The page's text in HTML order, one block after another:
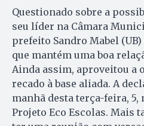
Questionado sobre a
seu líder na Câmara
prefeito Sandro Mabel
que mantém uma boa
Ainda assim, aproveitou a
recado à base aliada. A
manhã desta terça-feira, 5,
Projeto Eco Escolas. Mais